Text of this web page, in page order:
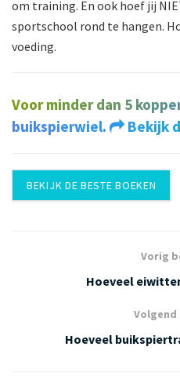
om training. En ook hoef jij
sportschool rond te hangen.
voeding.
Voor minder dan 5
buikspierwiel.
Bekijk
BEKIJK DE BESTE BOEKEN
Vorig
Hoeveel
Hoeveel